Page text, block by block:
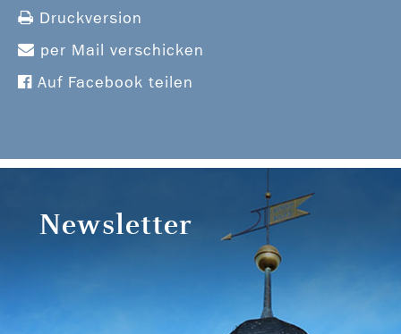
Druckversion
per Mail verschicken
Auf Facebook teilen
Newsletter